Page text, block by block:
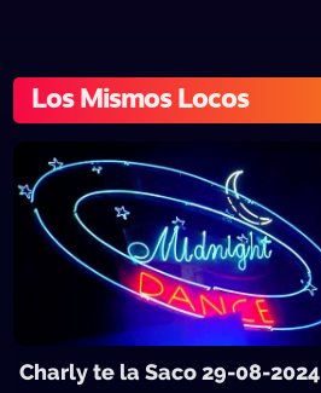
Los Mismos Locos
Charly te la Saco 29-08-2024